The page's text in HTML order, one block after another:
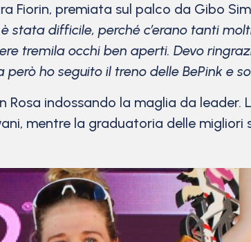
Fiorin, premiata sul palco da Gibo
stata difficile, perché c’erano tanti
tremila occhi ben aperti. Devo
ho seguito il treno delle BePink e
indossando la maglia da leader.
mentre la graduatoria delle migliori